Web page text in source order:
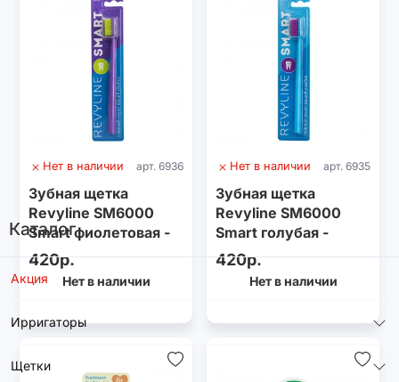
Каталог
Акция
Ирригаторы
Щетки
Нет в наличии арт. 6936
Зубная щетка
Revyline SM6000
Smart фиолетовая -
салатовая, мягкая
420р.
Нет в наличии
Нет в наличии арт. 6935
Зубная щетка
Revyline SM6000
Smart голубая -
фиолетовая, мягкая
420р.
Нет в наличии